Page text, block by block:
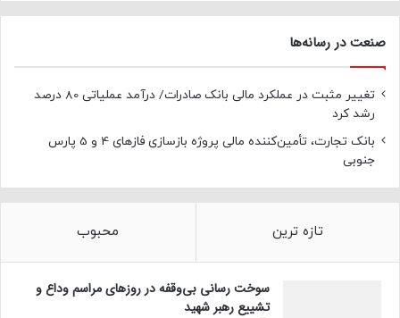
صنعت در رسانه‌ها
تغییر مثبت در عملکرد مالی بانک صادرات/ درآمد عملیاتی 80 درصد
رشد کرد
بانک تجارت، تأمین‌کننده مالی پروژه بازسازی فازهای 4 و 5 پارس
جنوبی
تازه ترین محبوب
سوخت رسانی بی‌وقفه در روز‌های مراسم وداع و
تشییع رهبر شهید